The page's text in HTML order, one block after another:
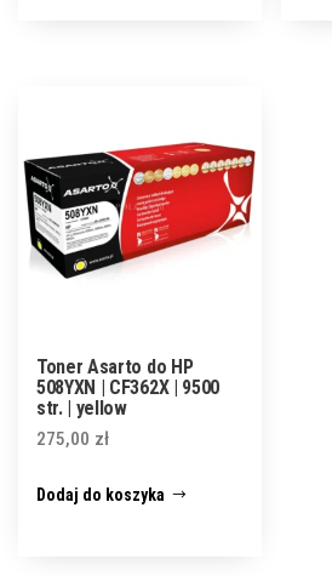
Toner Asarto do HP
508YXN | CF362X | 9500
str. | yellow
275,00 zł
Dodaj do koszyka